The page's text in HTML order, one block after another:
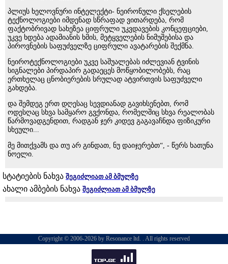
პლიუს ხელოვნური ინტელექტი- ნეირონული ქსელების
ტექნოლოგიები იმდენად სწრაფად ვითარდება, რომ
ფაქტობრივად სახეზეა ციფრული უკვდავების კონცეფციები,
უკვე ხდება ადამიანის ხმის, მეტყველების ნიმუშებისა და
პიროვნების საფუძველზე ციფრული ავატარების შექმნა.
ნეიროტექნოლოგიები უკვე საშუალებას იძლევიან ტვინის
სიგნალები პირდაპირ გადაეცეს მოწყობილობებს, რაც
ერთხელაც ცნობიერების სრულად ატვირთვის საფუძველი
გახდება.
და შემდეგ ერთ დღესაც სევდიანად გავიხსენებთ, რომ
ოდესღაც სხვა სამყარო გვქონდა, რომელშიც სხვა რეალობას
წარმოვადგენდით, რადგან ჯერ კიდევ გაგავაჩნდა ფიზიკური
სხეული...
მე მითქვამს და თუ არ გინდათ, ნუ დაიჯერებთ“, - წერს ხათუნა
ნოელი.
სტატიების ნახვა შეგიძლიათ ამ ბმულზე
ახალი ამბების ნახვა შეგიძლიათ ამ ბმულზე
Copyright © 2006-2026 by Resonance ltd. . All rights reserved